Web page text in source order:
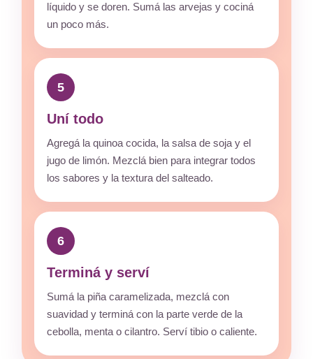
líquido y se doren. Sumá las arvejas y cociná
un poco más.
5
Uní todo
Agregá la quinoa cocida, la salsa de soja y el
jugo de limón. Mezclá bien para integrar todos
los sabores y la textura del salteado.
6
Terminá y serví
Sumá la piña caramelizada, mezclá con
suavidad y terminá con la parte verde de la
cebolla, menta o cilantro. Serví tibio o caliente.